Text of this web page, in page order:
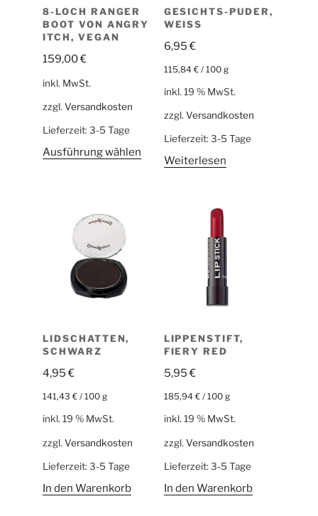
8-LOCH RANGER
BOOT VON ANGRY
ITCH, VEGAN
159,00€
inkl. MwSt.
zzgl. Versandkosten
Lieferzeit: 3-5 Tage
Ausführung wählen
GESICHTS-PUDER,
WEISS
6,95€
115,84 €/ 100 g
inkl. 19 % MwSt.
zzgl. Versandkosten
Lieferzeit: 3-5 Tage
Weiterlesen
LIDSCHATTEN,
SCHWARZ
4,95€
141,43 € / 100 g
inkl. 19 % MwSt.
zzgl. Versandkosten
Lieferzeit: 3-5 Tage
In den Warenkorb
LIPPENSTIFT,
FIERY RED
5,95€
185,94 €/ 100 g
inkl. 19 % MwSt.
zzgl. Versandkosten
Lieferzeit: 3-5 Tage
In den Warenkorb